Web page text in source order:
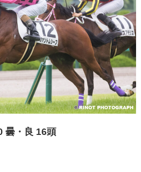
曇・良 16頭